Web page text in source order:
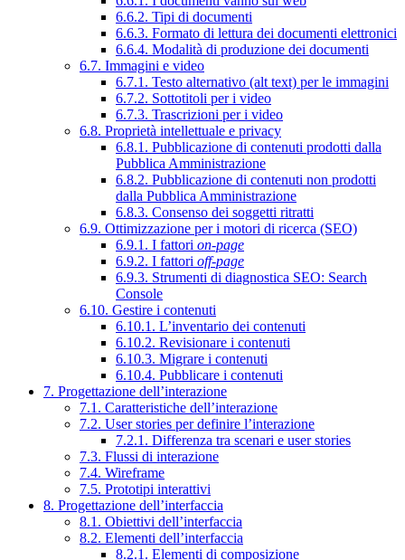
6.6.2. Tipi di documenti
6.6.3. Formato di lettura dei documenti elettronici
6.6.4. Modalità di produzione dei documenti
6.7. Immagini e video
6.7.1. Testo alternativo (alt text) per le immagini
6.7.2. Sottotitoli per i video
6.7.3. Trascrizioni per i video
6.8. Proprietà intellettuale e privacy
6.8.1. Pubblicazione di contenuti prodotti dalla
Pubblica Amministrazione
6.8.2. Pubblicazione di contenuti non prodotti
dalla Pubblica Amministrazione
6.8.3. Consenso dei soggetti ritratti
6.9. Ottimizzazione per i motori di ricerca (SEO)
6.9.1. I fattori on-page
6.9.2. I fattori off-page
6.9.3. Strumenti di diagnostica SEO: Search
Console
6.10. Gestire i contenuti
6.10.1. L’inventario dei contenuti
6.10.2. Revisionare i contenuti
6.10.3. Migrare i contenuti
6.10.4. Pubblicare i contenuti
7. Progettazione dell’interazione
7.1. Caratteristiche dell’interazione
7.2. User stories per definire l’interazione
7.2.1. Differenza tra scenari e user stories
7.3. Flussi di interazione
7.4. Wireframe
7.5. Prototipi interattivi
8. Progettazione dell’interfaccia
8.1. Obiettivi dell’interfaccia
8.2. Elementi dell’interfaccia
8.2.1. Elementi di composizione